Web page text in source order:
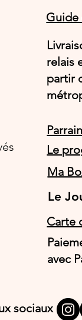
Guide
relais
partir
Le
Ma
Le
Le
Carte
avec
sociaux